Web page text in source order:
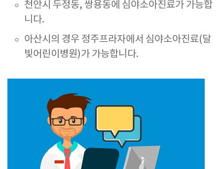
천안시 두정동, 쌍용동에 심야소아진료가 가능합
니다.
아산시의 경우 정주프라자에서 심야소아진료(달
빛어린이병원)가 가능합니다.